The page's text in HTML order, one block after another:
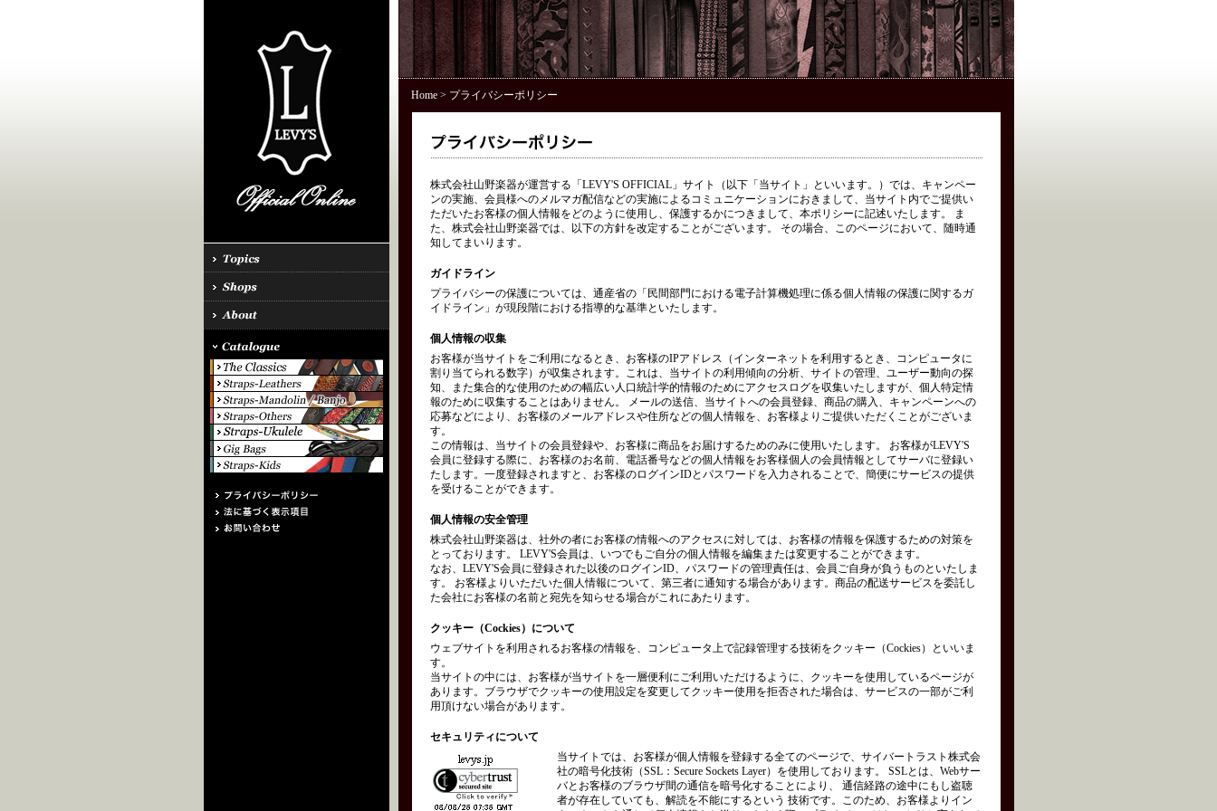
Home> プライバシーポリシー
株式会社山野楽器が運営する「LEVY'S OFFICIAL」サイト（以下「当サイト」といいます。）では、キャンペー
ンの実施、会員様へのメルマガ配信などの実施によるコミュニケーションにおきまして、当サイト内でご提供い
ただいたお客様の個人情報をどのように使用し、保護するかにつきまして、本ポリシーに記述いたします。 ま
た、株式会社山野楽器では、以下の方針を改定することがございます。 その場合、このページにおいて、随時通
知してまいります。
ガイドライン
プライバシーの保護については、通産省の「民間部門における電子計算機処理に係る個人情報の保護に関するガ
イドライン」が現段階における指導的な基準といたします。
個人情報の収集
お客様が当サイトをご利用になるとき、お客様のIPアドレス（インターネットを利用するとき、コンピュータに
割り当てられる数字）が収集されます。これは、当サイトの利用傾向の分析、サイトの管理、ユーザー動向の探
知、また集合的な使用のための幅広い人口統計学的情報のためにアクセスログを収集いたしますが、個人特定情
報のために収集することはありません。 メールの送信、当サイトへの会員登録、商品の購入、キャンペーンへの
応募などにより、お客様のメールアドレスや住所などの個人情報を、お客様よりご提供いただくことがございま
す。
この情報は、当サイトの会員登録や、お客様に商品をお届けするためのみに使用いたします。 お客様がLEVY'S
会員に登録する際に、お客様のお名前、電話番号などの個人情報をお客様個人の会員情報としてサーバに登録い
たします。一度登録されますと、お客様のログインIDとパスワードを入力されることで、簡便にサービスの提供
を受けることができます。
個人情報の安全管理
株式会社山野楽器は、社外の者にお客様の情報へのアクセスに対しては、お客様の情報を保護するための対策を
とっております。 LEVY'S会員は、いつでもご自分の個人情報を編集または変更することができます。
なお、LEVY'S会員に登録された以後のログインID、パスワードの管理責任は、会員ご自身が負うものといたしま
す。 お客様よりいただいた個人情報について、第三者に通知する場合があります。商品の配送サービスを委託し
た会社にお客様の名前と宛先を知らせる場合がこれにあたります。
クッキー（Cockies）について
ウェブサイトを利用されるお客様の情報を、コンピュータ上で記録管理する技術をクッキー（Cockies）といいま
す。
当サイトの中には、お客様が当サイトを一層便利にご利用いただけるように、クッキーを使用しているページが
あります。ブラウザでクッキーの使用設定を変更してクッキー使用を拒否された場合は、サービスの一部がご利
用頂けない場合があります。
セキュリティについて
当サイトでは、お客様が個人情報を登録する全てのページで、サイバートラスト株式会
社の暗号化技術（SSL：Secure Sockets Layer）を使用しております。 SSLとは、Webサー
バとお客様のブラウザ間の通信を暗号化することにより、 通信経路の途中にもし盗聴
者が存在していても、解読を不能にするという 技術です。このため、お客様よりイン